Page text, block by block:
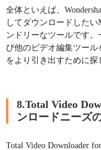
全体といえば、
してダウンロードした
ンドリーなツールです
び他のビデオ編集ツール
をより引き出すために探
8.Total Video
ンロードニーズ
Total Video Downloader